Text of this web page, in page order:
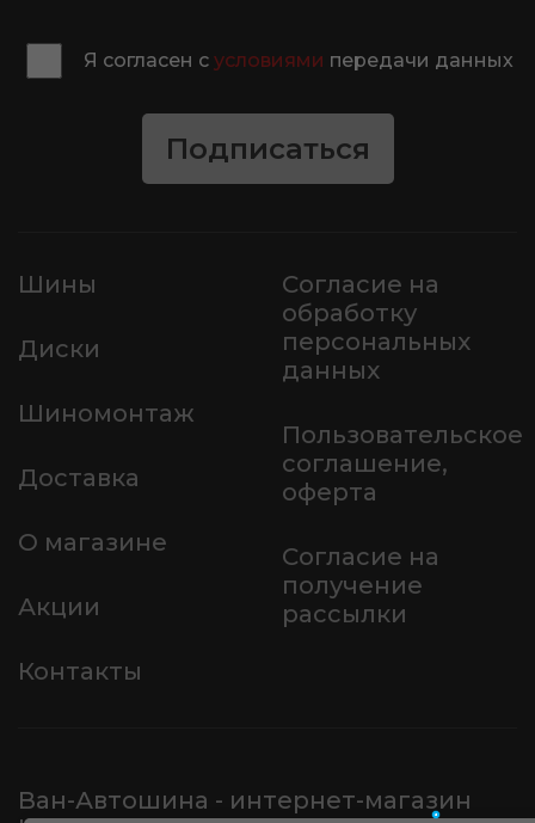
Я согласен с условиями передачи данных
Подписаться
Шины
Диски
Шиномонтаж
Доставка
О магазине
Акции
Контакты
Согласие на
обработку
персональных
данных
Пользовательское
соглашение,
оферта
Согласие на
получение
рассылки
Ван-Автошина - интернет-магазин